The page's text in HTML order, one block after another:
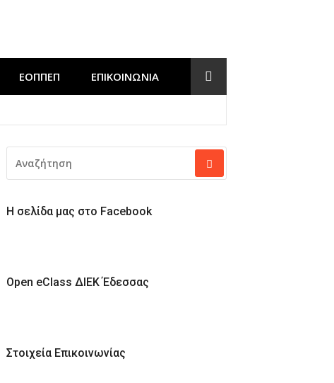
ΕΟΠΠΕΠ ΕΠΙΚΟΙΝΩΝΊΑ
ΓΙΑ:
Η σελίδα μας στο Facebook
Open eClass ΔΙΕΚ Έδεσσας
Στοιχεία Επικοινωνίας